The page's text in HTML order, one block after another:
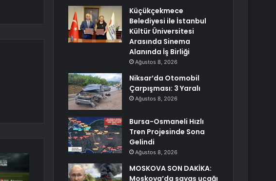
Küçükçekmece
Belediyesi ile İstanbul
Kültür Üniversitesi
Arasında Sinema
Alanında İş Birliği
Ağustos 8, 2026
Niksar’da Otomobil
Çarpışması: 3 Yaralı
Ağustos 8, 2026
Bursa-Osmaneli Hızlı
Tren Projesinde Sona
Gelindi
Ağustos 8, 2026
MOSKOVA SON DAKİKA:
Moskova’da savaş uçağı